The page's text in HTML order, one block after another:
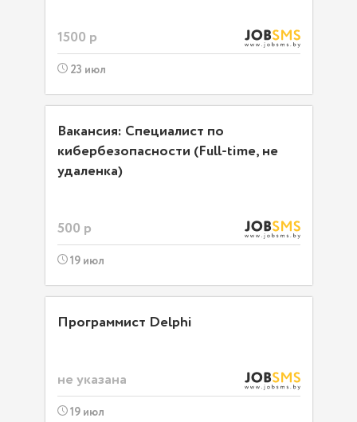
1500 р
23 июл
Вакансия: Специалист по
кибербезопасности (Full-time, не
удаленка)
500 р
19 июл
Программист Delphi
не указана
19 июл